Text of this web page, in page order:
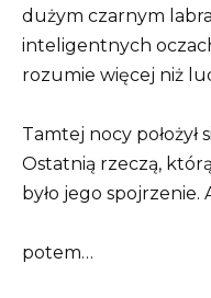
dużym czarnym
inteligentnych
rozumie więcej niż
Tamtej nocy położył
Ostatnią rzeczą,
było jego spojrzenie.
potem…